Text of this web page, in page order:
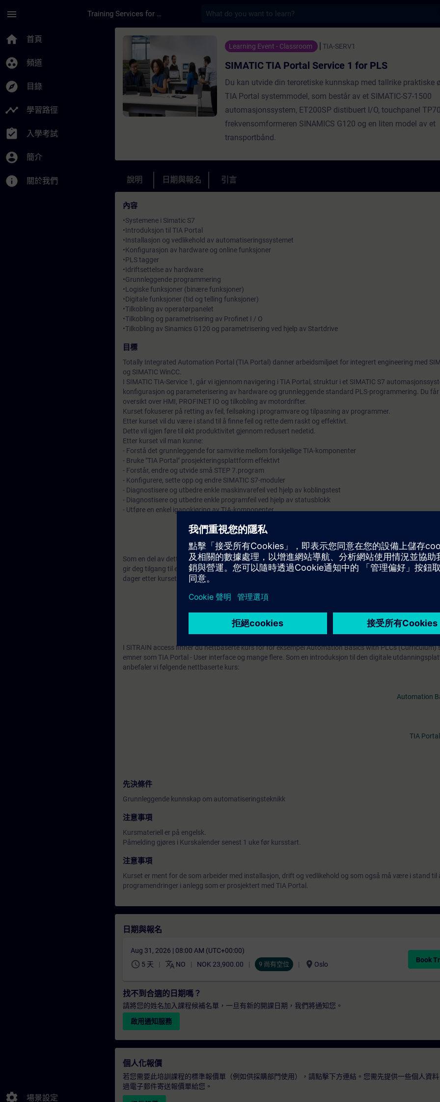
menu Training Services for Digital Industries
home 首頁
group_work 頻道
explore 目錄
timeline 學習路徑
assignment_turned_in 入學考試
account_circle 簡介
info 關於我們
settings 場景設定
課程 - SIMATIC TIA Portal Service 1 for PLS - 培訓 - 培訓 - 專業
Learning Event - Classroom TIA-SERV1
SIMATIC TIA Portal Service 1 for PLS
Du kan utvide din teroretiske kunnskap med tallrike praktiske
TIA Portal systemmodel, som består av et SIMATIC-S7-1500
automasjonssystem, ET200SP distibuert I/O, touchpanel
frekvensomformeren SINAMICS G120 og en liten model av et
transportbånd.
說明 日期與報名 引言
內容
•Systemene i Simatic S7
•Introduksjon til TIA Portal
•Installasjon og vedlikehold av automatiseringssystemet
•Konfigurasjon av hardware og online funksjoner
•PLS tagger
•Idriftsettelse av hardware
•Grunnleggende programmering
•Logiske funksjoner (binære funksjoner)
•Digitale funksjoner (tid og telling funksjoner)
•Tilkobling av operatørpanelet
•Tilkobling og parametrisering av Profinet I / O
•Tilkobling av Sinamics G120 og parametrisering ved hjelp av Startdrive
目標
Totally Integrated Automation Portal (TIA Portal) danner arbeidsmiljøet for integrert engineering med
og SIMATIC WinCC.
I SIMATIC TIA-Service 1, går vi igjennom navigering i TIA Portal, struktur i et SIMATIC S7
konfigurasjon og parameterisering av hardware og grunnleggende standard PLS-programmering. Du får
oversikt over HMI, PROFINET IO og tilkobling av motordrifter.
Kurset fokuserer på retting av feil, feilsøking i programvare og tilpasning av programmer.
Etter kurset vil du være i stand til å finne feil og rette dem raskt og effektivt.
Dette vil igjen føre til økt produktivitet gjennom redusert nedetid.
Etter kurset vil man kunne:
- Forstå det grunnleggende for samvirke mellom forskjellige TIA-komponenter
- Bruke "TIA Portal" prosjekteringsplattform effektivt
- Forstår, endre og utvide små STEP 7.program
- Konfigurere, sette opp og endre SIMATIC S7-moduler
- Diagnostisere og utbedre enkle maskinvarefeil ved hjelp av koblingstest
- Diagnostisere og utbedre enkle programfeil ved hjelp av statusblokk
- Utføre en enkel igangkjøring av TIA-komponenter
Som en del av dette kurset får du prøve den digitale opplæringsplattformen SITRAIN access uten ekstra
gir deg tilgang til en mengde nettbaserte kurs 7 dager før kursstart, og prøveperioden avsluttes deretter
dager etter kursets slutt.
Mer informasjon om
I SITRAIN access finner du nettbaserte kurs for for eksempel Automation Basics with PLCs (Curriculum)
emner som TIA Portal - User interface og mange flere. Som en introduksjon til den digitale
anbefaler vi følgende nettbaserte kurs:
Automation
TIA
先決條件
Grunnleggende kunnskap om automatiseringsteknikk
注意事項
Kursmateriell er på engelsk.
Påmelding gjøres i Kurskalender senest 1 uke før kursstart.
注意事項
Kurset er ment for de som arbeider med installasjon, drift og vedlikehold og som også må være i stand til
programendringer i anlegg som er prosjektert med TIA Portal.
日期與報名
Aug 31, 2026 | 08:00 AM (UTC+00:00)
schedule 5 天 translate NO NOK 23,900.00 9 尚有空位 location_on Oslo
Book
找不到合適的日期嗎？
請將您的姓名加入課程候補名單，一旦有新的開課日期，我們將通知您。
啟用通知服務
個人化報價
若您需要此培訓課程的標準報價單（例如供採購部門使用），請點擊下方連結。您需先提供一些個人資
過電子郵件寄送報價單給您。